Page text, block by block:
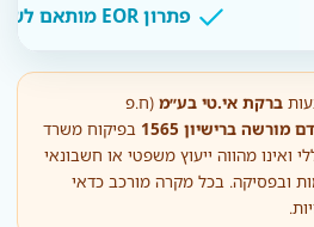
פתרון EOR מותאם לשוק הישראלי
ברקת אי.טי בע״מ (ח.פ
ברישיון 1565
בפיקוח משרד
ואינו מהווה ייעוץ משפטי או חשבונאי
ובפסיקה. בכל מקרה מורכב כדאי